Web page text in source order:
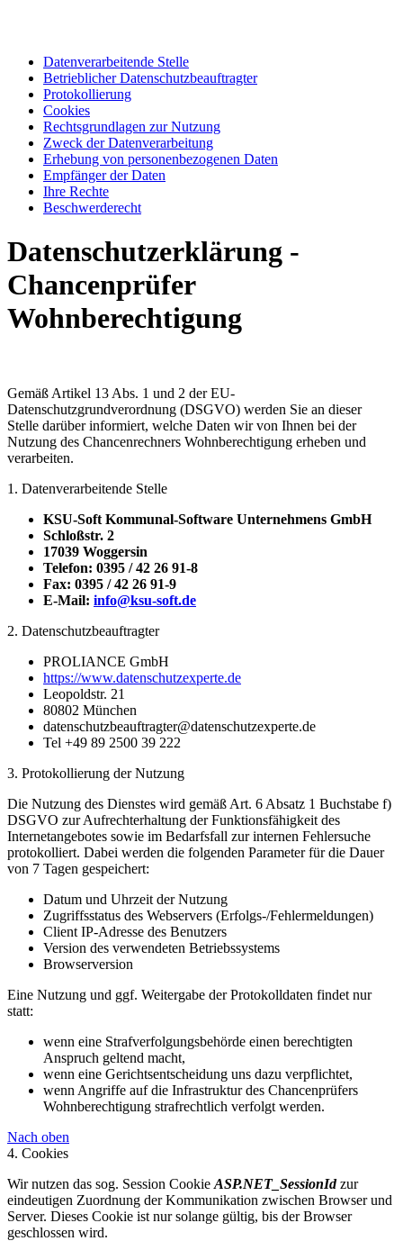
Datenverarbeitende Stelle
Betrieblicher Datenschutzbeauftragter
Protokollierung
Cookies
Rechtsgrundlagen zur Nutzung
Zweck der Datenverarbeitung
Erhebung von personenbezogenen Daten
Empfänger der Daten
Ihre Rechte
Beschwerderecht
Datenschutzerklärung -
Chancenprüfer
Wohnberechtigung
Gemäß Artikel 13 Abs. 1 und 2 der EU-
Datenschutzgrundverordnung (DSGVO) werden Sie an dieser
Stelle darüber informiert, welche Daten wir von Ihnen bei der
Nutzung des Chancenrechners Wohnberechtigung erheben und
verarbeiten.
1. Datenverarbeitende Stelle
KSU-Soft Kommunal-Software Unternehmens GmbH
Schloßstr. 2
17039 Woggersin
Telefon: 0395 / 42 26 91-8
Fax: 0395 / 42 26 91-9
E-Mail: info@ksu-soft.de
2. Datenschutzbeauftragter
PROLIANCE GmbH
https://www.datenschutzexperte.de
Leopoldstr. 21
80802 München
datenschutzbeauftragter@datenschutzexperte.de
Tel +49 89 2500 39 222
3. Protokollierung der Nutzung
Die Nutzung des Dienstes wird gemäß Art. 6 Absatz 1 Buchstabe f)
DSGVO zur Aufrechterhaltung der Funktionsfähigkeit des
Internetangebotes sowie im Bedarfsfall zur internen Fehlersuche
protokolliert. Dabei werden die folgenden Parameter für die Dauer
von 7 Tagen gespeichert:
Datum und Uhrzeit der Nutzung
Zugriffsstatus des Webservers (Erfolgs-/Fehlermeldungen)
Client IP-Adresse des Benutzers
Version des verwendeten Betriebssystems
Browserversion
Eine Nutzung und ggf. Weitergabe der Protokolldaten findet nur
statt:
wenn eine Strafverfolgungsbehörde einen berechtigten
Anspruch geltend macht,
wenn eine Gerichtsentscheidung uns dazu verpflichtet,
wenn Angriffe auf die Infrastruktur des Chancenprüfers
Wohnberechtigung strafrechtlich verfolgt werden.
Nach oben
4. Cookies
Wir nutzen das sog. Session Cookie ASP.NET_SessionIdzur
eindeutigen Zuordnung der Kommunikation zwischen Browser und
Server. Dieses Cookie ist nur solange gültig, bis der Browser
geschlossen wird.